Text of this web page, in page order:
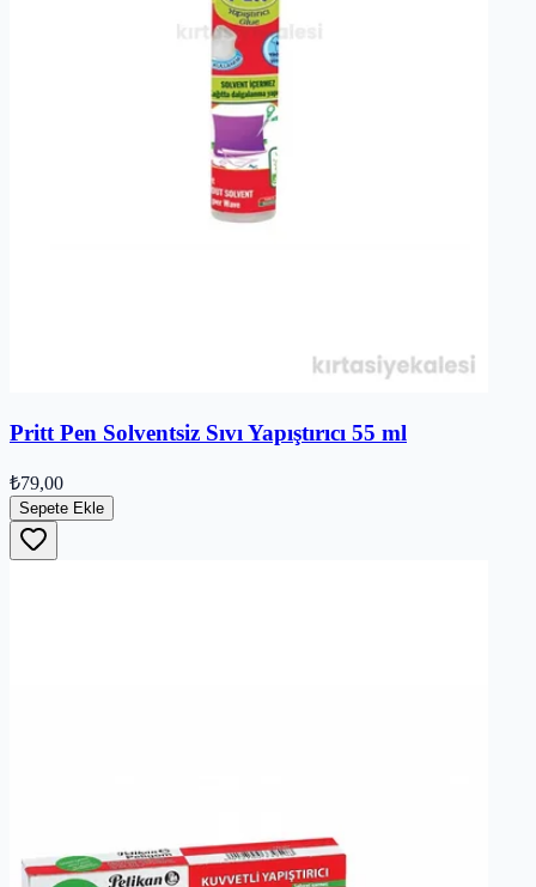
Pritt Pen Solventsiz Sıvı Yapıştırıcı 55 ml
₺79,00
Sepete Ekle